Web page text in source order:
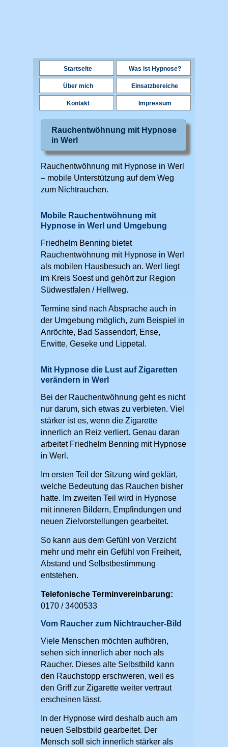
Startseite Was ist Hypnose?
Über mich Einsatzbereiche
Kontakt Impressum
Rauchentwöhnung mit Hypnose
in Werl
Rauchentwöhnung mit Hypnose in Werl
– mobile Unterstützung auf dem Weg
zum Nichtrauchen.
Mobile Rauchentwöhnung mit
Hypnose in Werl und Umgebung
Friedhelm Benning bietet
Rauchentwöhnung mit Hypnose in Werl
als mobilen Hausbesuch an. Werl liegt
im Kreis Soest und gehört zur Region
Südwestfalen / Hellweg.
Termine sind nach Absprache auch in
der Umgebung möglich, zum Beispiel in
Anröchte, Bad Sassendorf, Ense,
Erwitte, Geseke und Lippetal.
Mit Hypnose die Lust auf Zigaretten
verändern in Werl
Bei der Rauchentwöhnung geht es nicht
nur darum, sich etwas zu verbieten. Viel
stärker ist es, wenn die Zigarette
innerlich an Reiz verliert. Genau daran
arbeitet Friedhelm Benning mit Hypnose
in Werl.
Im ersten Teil der Sitzung wird geklärt,
welche Bedeutung das Rauchen bisher
hatte. Im zweiten Teil wird in Hypnose
mit inneren Bildern, Empfindungen und
neuen Zielvorstellungen gearbeitet.
So kann aus dem Gefühl von Verzicht
mehr und mehr ein Gefühl von Freiheit,
Abstand und Selbstbestimmung
entstehen.
Telefonische Terminvereinbarung:
0170 / 3400533
Vom Raucher zum Nichtraucher-Bild
Viele Menschen möchten aufhören,
sehen sich innerlich aber noch als
Raucher. Dieses alte Selbstbild kann
den Rauchstopp erschweren, weil es
den Griff zur Zigarette weiter vertraut
erscheinen lässt.
In der Hypnose wird deshalb auch am
neuen Selbstbild gearbeitet. Der
Mensch soll sich innerlich stärker als